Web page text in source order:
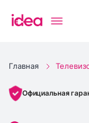
Главная
Официальная